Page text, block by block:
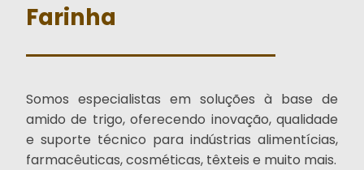
Farinha
Somos especialistas em soluções à base de
amido de trigo, oferecendo inovação, qualidade
e suporte técnico para indústrias alimentícias,
farmacêuticas, cosméticas, têxteis e muito mais.